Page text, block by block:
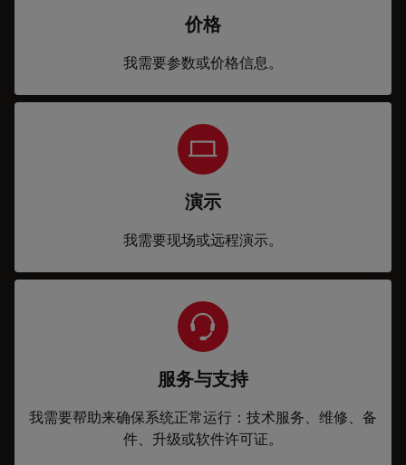
价格
我需要参数或价格信息。
演示
我需要现场或远程演示。
服务与支持
我需要帮助来确保系统正常运行：技术服务、维修、备
件、升级或软件许可证。